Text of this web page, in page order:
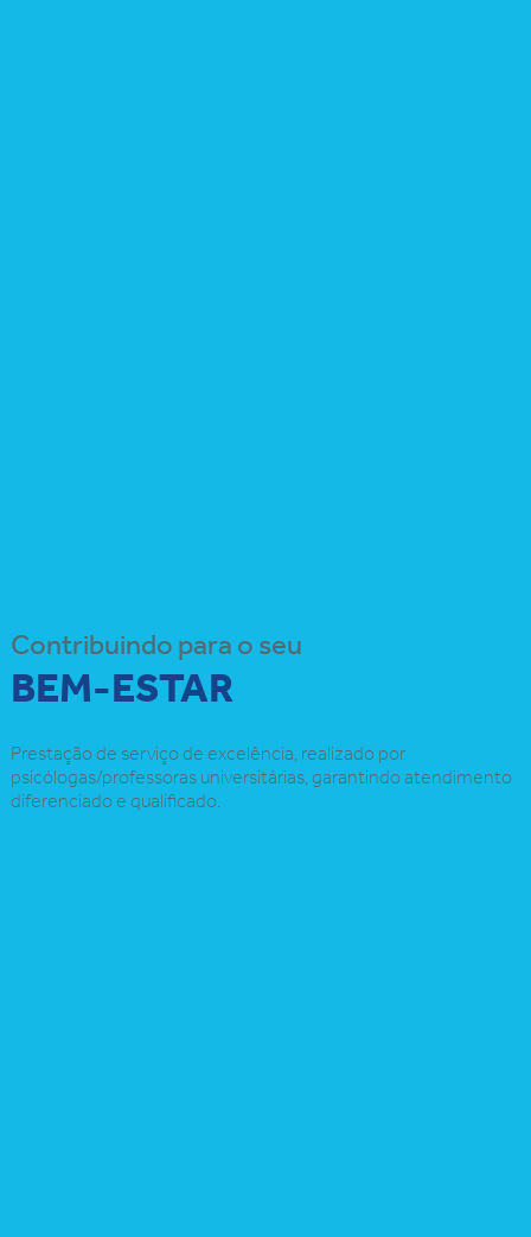
Contribuindo para o seu
BEM-ESTAR
Prestação de serviço de excelência, realizado por
psicólogas/professoras universitárias, garantindo atendimento
diferenciado e qualificado.